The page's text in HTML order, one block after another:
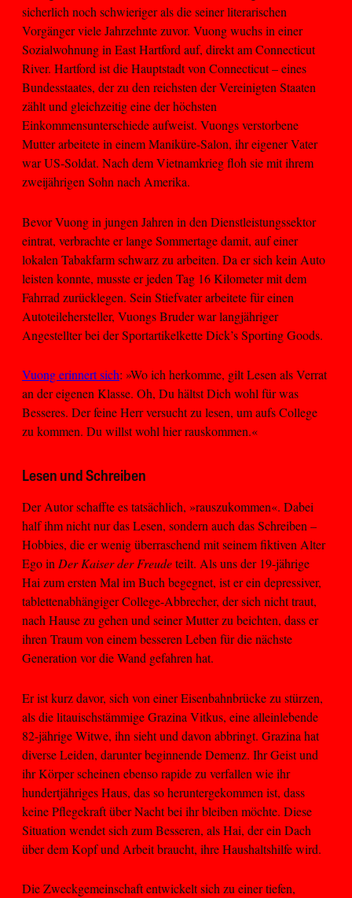
sicherlich noch schwieriger als die seiner literarischen
Vorgänger viele Jahrzehnte zuvor. Vuong wuchs in einer
Sozialwohnung in East Hartford auf, direkt am Connecticut
River. Hartford ist die Hauptstadt von Connecticut – eines
Bundesstaates, der zu den reichsten der Vereinigten Staaten
zählt und gleichzeitig eine der höchsten
Einkommensunterschiede aufweist. Vuongs verstorbene
Mutter arbeitete in einem Maniküre-Salon, ihr eigener Vater
war US-Soldat. Nach dem Vietnamkrieg floh sie mit ihrem
zweijährigen Sohn nach Amerika.
Bevor Vuong in jungen Jahren in den Dienstleistungssektor
eintrat, verbrachte er lange Sommertage damit, auf einer
lokalen Tabakfarm schwarz zu arbeiten. Da er sich kein Auto
leisten konnte, musste er jeden Tag 16 Kilometer mit dem
Fahrrad zurücklegen. Sein Stiefvater arbeitete für einen
Autoteilehersteller, Vuongs Bruder war langjähriger
Angestellter bei der Sportartikelkette Dick’s Sporting Goods.
Vuong erinnert sich: »Wo ich herkomme, gilt Lesen als Verrat
an der eigenen Klasse. Oh, Du hältst Dich wohl für was
Besseres. Der feine Herr versucht zu lesen, um aufs College
zu kommen. Du willst wohl hier rauskommen.«
Lesen und Schreiben
Der Autor schaffte es tatsächlich, »rauszukommen«. Dabei
half ihm nicht nur das Lesen, sondern auch das Schreiben –
Hobbies, die er wenig überraschend mit seinem fiktiven Alter
Ego inDer Kaiser der Freudeteilt. Als uns der 19-jährige
Hai zum ersten Mal im Buch begegnet, ist er ein depressiver,
tablettenabhängiger College-Abbrecher, der sich nicht traut,
nach Hause zu gehen und seiner Mutter zu beichten, dass er
ihren Traum von einem besseren Leben für die nächste
Generation vor die Wand gefahren hat.
Er ist kurz davor, sich von einer Eisenbahnbrücke zu stürzen,
als die litauischstämmige Grazina Vitkus, eine alleinlebende
82-jährige Witwe, ihn sieht und davon abbringt. Grazina hat
diverse Leiden, darunter beginnende Demenz. Ihr Geist und
ihr Körper scheinen ebenso rapide zu verfallen wie ihr
hundertjähriges Haus, das so heruntergekommen ist, dass
keine Pflegekraft über Nacht bei ihr bleiben möchte. Diese
Situation wendet sich zum Besseren, als Hai, der ein Dach
über dem Kopf und Arbeit braucht, ihre Haushaltshilfe wird.
Die Zweckgemeinschaft entwickelt sich zu einer tiefen,